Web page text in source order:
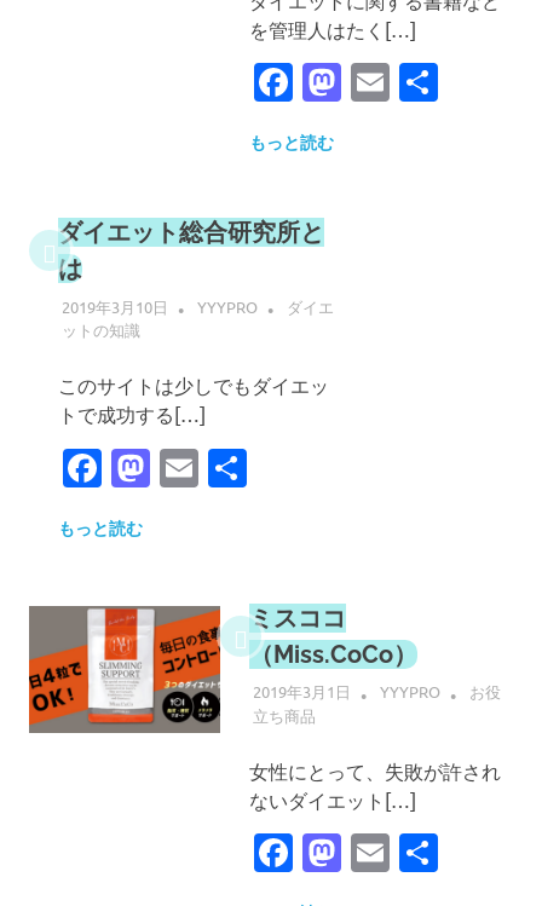
を管理人はたく[…]
Facebook
Mastodon
Email
共
もっと読む
ダイエット総合研究所と
は
2019年3月10日 YYYPRO
ダイエ
ットの知識
このサイトは少しでもダイエッ
トで成功する[…]
Facebook
Mastodon
Email
もっと読む
ミスココ
（Miss.CoCo）
2019年3月1日 YYYPRO
お役
立ち商品
女性にとって、失敗が許され
ないダイエット[…]
Facebook
Mastodon
Email
共